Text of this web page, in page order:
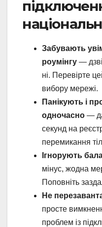
Забувають
роумінгу —
ні. Перевірте
вибору мережі.
Панікують і
одночасно —
секунд на
перемикання
Ігнорують
мінус, жодна
Поповніть
Не
просте
проблем із